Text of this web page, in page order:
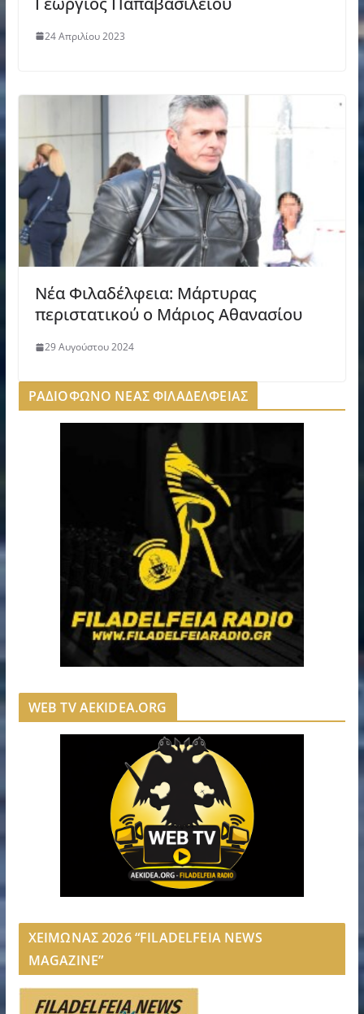
24 Απριλίου 2023
Νέα Φιλαδέλφεια: Μάρτυρας
περιστατικού ο Μάριος Αθανασίου
29 Αυγούστου 2024
ΡΑΔΙΟΦΩΝΟ ΝΕΑΣ ΦΙΛΑΔΕΛΦΕΙΑΣ
WEB TV AEKIDEA.ORG
ΧΕΙΜΩΝΑΣ 2026 “FILADELFEIA NEWS
MAGAZINE”